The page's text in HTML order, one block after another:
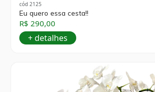
cód 2125
Eu quero essa cesta!!
R$ 290,00
+ detalhes